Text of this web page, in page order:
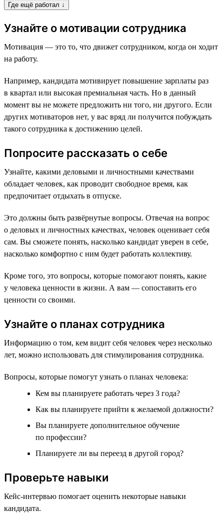
Где ещё работал ↓
Узнайте о мотивации сотрудника
Мотивация — это то, что движет сотрудником, когда он ходит
на работу.
Например, кандидата мотивирует повышение зарплаты раз
в квартал или высокая премиальная часть. Но в данный
момент вы не можете предложить ни того, ни другого. Если
других мотиваторов нет, у вас вряд ли получится побуждать
такого сотрудника к достижению целей.
Попросите рассказать о себе
Узнайте, какими деловыми и личностными качествами
обладает человек, как проводит свободное время, как
предпочитает отдыхать в отпуске.
Это должны быть развёрнутые вопросы. Отвечая на вопрос
о деловых и личностных качествах, человек оценивает себя
сам. Вы сможете понять, насколько кандидат уверен в себе,
насколько комфортно с ним будет работать коллективу.
Кроме того, это вопросы, которые помогают понять, какие
у человека ценности в жизни. А вам — сопоставить его
ценности со своими.
Узнайте о планах сотрудника
Информацию о том, кем видит себя человек через несколько
лет, можно использовать для стимулирования сотрудника.
Вопросы, которые помогут узнать о планах человека:
Кем вы планируете работать через 3 года?
Как вы планируете прийти к желаемой должности?
Вы планируете дополнительное обучение
по профессии?
Планируете ли вы переезд в другой город?
Проверьте навыки
Кейс-интервью помогает оценить некоторые навыки
кандидата.